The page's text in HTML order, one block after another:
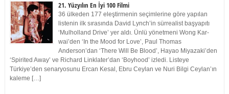
21. Yüzyılın En İyi 100 Filmi
36 ülkeden 177 eleştirmenin seçimlerine göre yapılan
listenin ilk sırasında David Lynch’in sürrealist başyapıtı
‘Mulholland Drive’ yer aldı. Ünlü yönetmeni Wong Kar-
wai’den ‘In the Mood for Love’, Paul Thomas
Anderson’dan ‘There Will Be Blood’, Hayao Miyazaki’den
‘Spirited Away’ ve Richard Linklater’dan ‘Boyhood’ izledi. Listeye
Türkiye’den senaryosunu Ercan Kesal, Ebru Ceylan ve Nuri Bilgi Ceylan’ın
kaleme […]